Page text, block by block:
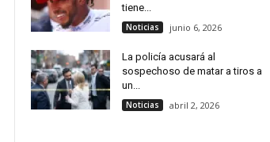
tiene...
Noticias junio 6, 2026
La policía acusará al
sospechoso de matar a tiros a
un...
Noticias abril 2, 2026